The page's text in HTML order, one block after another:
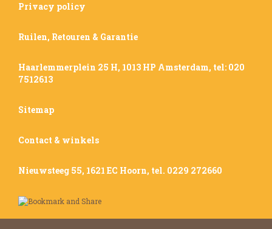
Privacy policy
Ruilen, Retouren & Garantie
Haarlemmerplein 25 H, 1013 HP Amsterdam, tel: 020
7512613
Sitemap
Contact & winkels
Nieuwsteeg 55, 1621 EC Hoorn, tel. 0229 272660